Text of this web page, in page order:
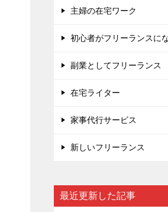
主婦の在宅ワーク
初心者がフリーランスに
副業としてフリーランス
在宅ライター
家事代行サービス
新しいフリーランス
最近更新した記事